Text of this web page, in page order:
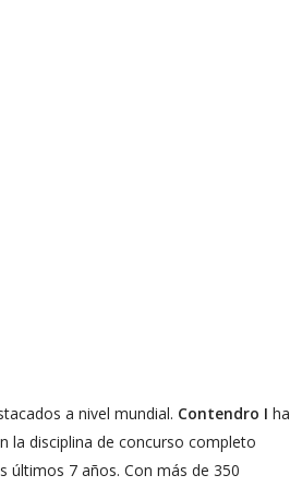
a nivel mundial. Contendro Iha
la disciplina de concurso completo
últimos 7 años. Con más de 350